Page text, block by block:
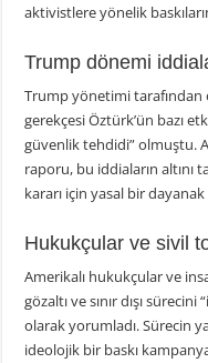
aktivistlere yönelik
Trump dönemi
Trump yönetimi tarafından
gerekçesi Öztürk’ün bazı
güvenlik tehdidi” olmuştu.
raporu, bu iddiaların altını
kararı için yasal bir
Hukukçular ve sivil
Amerikalı hukukçular ve
gözaltı ve sınır dışı
olarak yorumladı. Sürecin
ideolojik bir baskı